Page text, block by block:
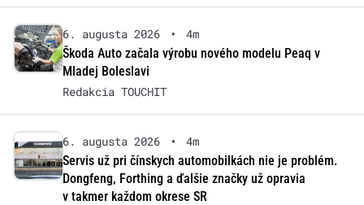
6. augusta 2026 •
4m
Škoda Auto začala výrobu nového modelu Peaq v
Mladej Boleslavi
Redakcia TOUCHIT
6. augusta 2026 •
4m
Servis už pri čínskych automobilkách nie je problém.
Dongfeng, Forthing a ďalšie značky už opravia
v takmer každom okrese SR